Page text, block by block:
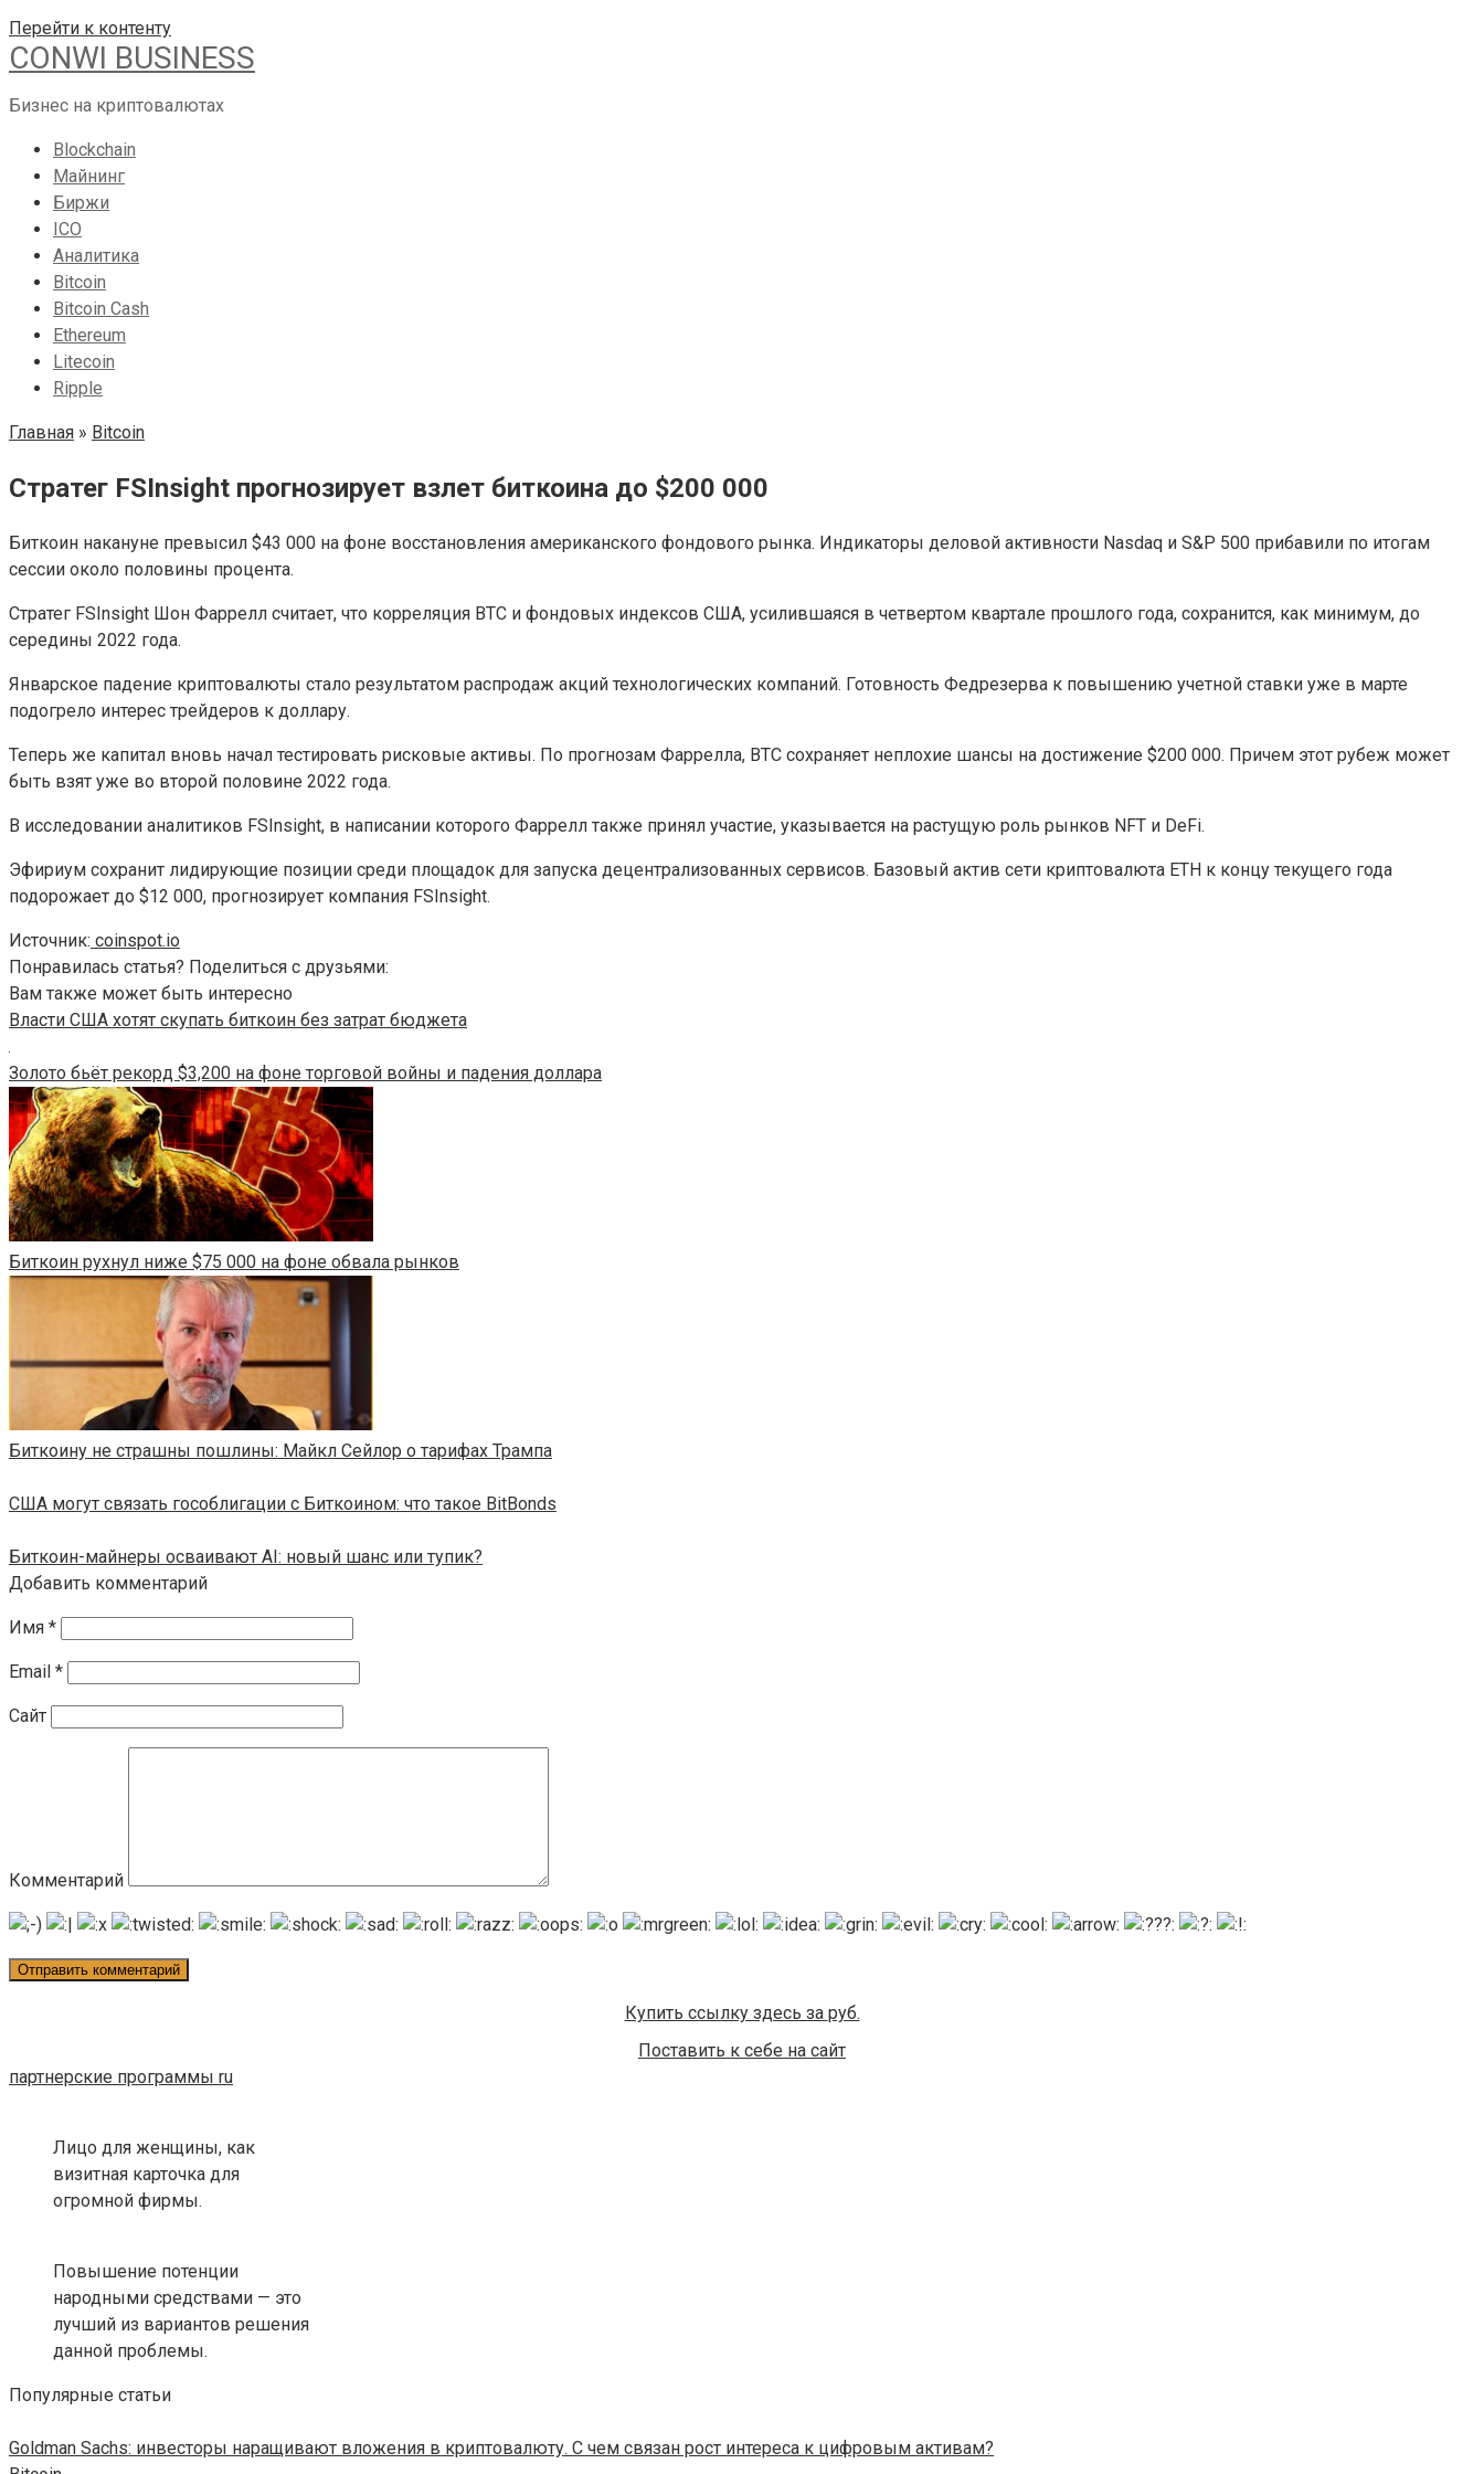
Перейти к контенту
CONWI BUSINESS
Бизнес на криптовалютах
Blockchain
Майнинг
Биржи
ICO
Аналитика
Bitcoin
Bitcoin Cash
Ethereum
Litecoin
Ripple
Главная » Bitcoin
Стратег FSInsight прогнозирует взлет биткоина до $200 000
Биткоин накануне превысил $43 000 на фоне восстановления американского фондового рынка. Индикаторы деловой активности Nasdaq и S&P 500 прибавили по итогам
сессии около половины процента.
Стратег FSInsight Шон Фаррелл считает, что корреляция BTC и фондовых индексов США, усилившаяся в четвертом квартале прошлого года, сохранится, как минимум, до
середины 2022 года.
Январское падение криптовалюты стало результатом распродаж акций технологических компаний. Готовность Федрезерва к повышению учетной ставки уже в марте
подогрело интерес трейдеров к доллару.
Теперь же капитал вновь начал тестировать рисковые активы. По прогнозам Фаррелла, BTC сохраняет неплохие шансы на достижение $200 000. Причем этот рубеж может
быть взят уже во второй половине 2022 года.
В исследовании аналитиков FSInsight, в написании которого Фаррелл также принял участие, указывается на растущую роль рынков NFT и DeFi.
Эфириум сохранит лидирующие позиции среди площадок для запуска децентрализованных сервисов. Базовый актив сети криптовалюта ETH к концу текущего года
подорожает до $12 000, прогнозирует компания FSInsight.
Источник: coinspot.io
Понравилась статья? Поделиться с друзьями:
Вам также может быть интересно
Власти США хотят скупать биткоин без затрат бюджета
Золото бьёт рекорд $3,200 на фоне торговой войны и падения доллара
Биткоин рухнул ниже $75 000 на фоне обвала рынков
Биткоину не страшны пошлины: Майкл Сейлор о тарифах Трампа
США могут связать гособлигации с Биткоином: что такое BitBonds
Биткоин-майнеры осваивают AI: новый шанс или тупик?
Добавить комментарий
Имя *
Email *
Сайт
Комментарий
Купить ссылку здесь за руб.
Поставить к себе на сайт
партнерские программы ru
Лицо для женщины, как
визитная карточка для
огромной фирмы.
Повышение потенции
народными средствами — это
лучший из вариантов решения
данной проблемы.
Популярные статьи
Goldman Sachs: инвесторы наращивают вложения в криптовалюту. С чем связан рост интереса к цифровым активам?